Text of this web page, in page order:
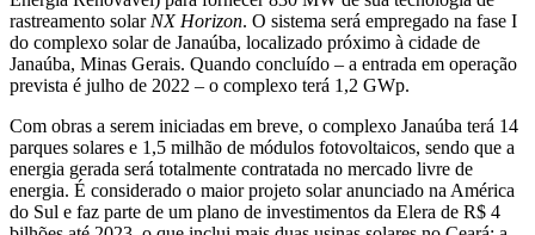
rastreamento solarNX Horizon. O sistema será empregado na fase I
do complexo solar de Janaúba, localizado próximo à cidade de
Janaúba, Minas Gerais. Quando concluído – a entrada em operação
prevista é julho de 2022 – o complexo terá 1,2 GWp.
Com obras a serem iniciadas em breve, o complexo Janaúba terá 14
parques solares e 1,5 milhão de módulos fotovoltaicos, sendo que a
energia gerada será totalmente contratada no mercado livre de
energia. É considerado o maior projeto solar anunciado na América
do Sul e faz parte de um plano de investimentos da Elera de R$ 4